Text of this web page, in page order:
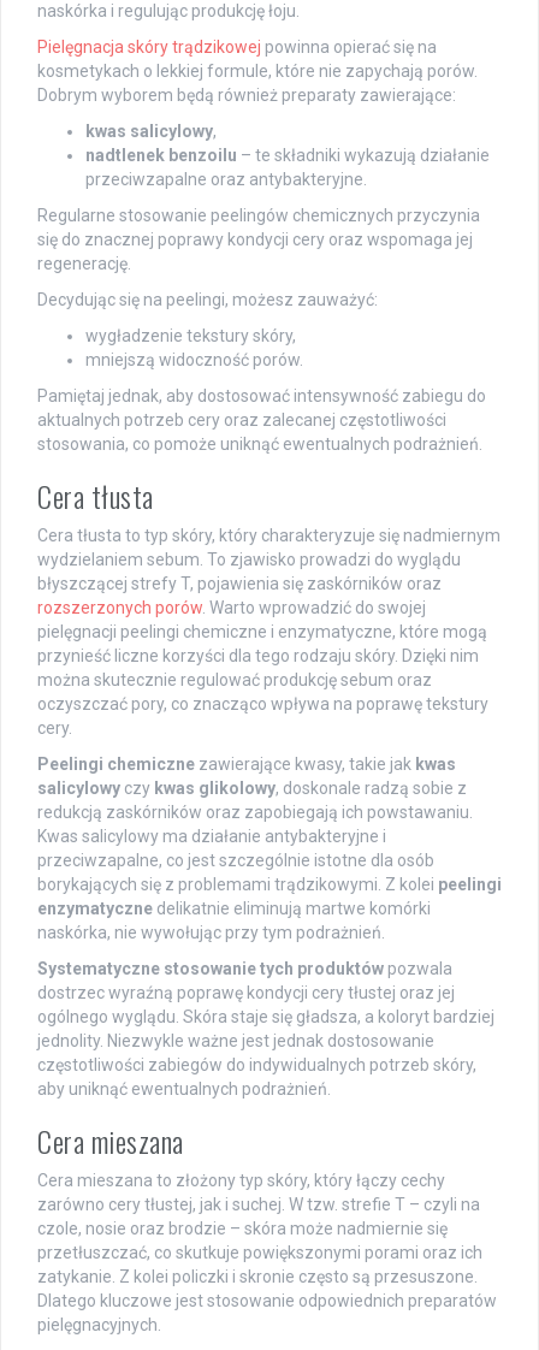
naskórka i regulując produkcję łoju.
Pielęgnacja skóry trądzikowej powinna opierać się na
kosmetykach o lekkiej formule, które nie zapychają porów.
Dobrym wyborem będą również preparaty zawierające:
kwas salicylowy,
nadtlenek benzoilu – te składniki wykazują działanie
przeciwzapalne oraz antybakteryjne.
Regularne stosowanie peelingów chemicznych przyczynia
się do znacznej poprawy kondycji cery oraz wspomaga jej
regenerację.
Decydując się na peelingi, możesz zauważyć:
wygładzenie tekstury skóry,
mniejszą widoczność porów.
Pamiętaj jednak, aby dostosować intensywność zabiegu do
aktualnych potrzeb cery oraz zalecanej częstotliwości
stosowania, co pomoże uniknąć ewentualnych podrażnień.
Cera tłusta
Cera tłusta to typ skóry, który charakteryzuje się nadmiernym
wydzielaniem sebum. To zjawisko prowadzi do wyglądu
błyszczącej strefy T, pojawienia się zaskórników oraz
rozszerzonych porów . Warto wprowadzić do swojej
pielęgnacji peelingi chemiczne i enzymatyczne, które mogą
przynieść liczne korzyści dla tego rodzaju skóry. Dzięki nim
można skutecznie regulować produkcję sebum oraz
oczyszczać pory, co znacząco wpływa na poprawę tekstury
cery.
Peelingi chemiczne zawierające kwasy, takie jak kwas
salicylowy czy kwas glikolowy, doskonale radzą sobie z
redukcją zaskórników oraz zapobiegają ich powstawaniu.
Kwas salicylowy ma działanie antybakteryjne i
przeciwzapalne, co jest szczególnie istotne dla osób
borykających się z problemami trądzikowymi. Z kolei peelingi
enzymatyczne delikatnie eliminują martwe komórki
naskórka, nie wywołując przy tym podrażnień.
Systematyczne stosowanie tych produktów pozwala
dostrzec wyraźną poprawę kondycji cery tłustej oraz jej
ogólnego wyglądu. Skóra staje się gładsza, a koloryt bardziej
jednolity. Niezwykle ważne jest jednak dostosowanie
częstotliwości zabiegów do indywidualnych potrzeb skóry,
aby uniknąć ewentualnych podrażnień.
Cera mieszana
Cera mieszana to złożony typ skóry, który łączy cechy
zarówno cery tłustej, jak i suchej. W tzw. strefie T – czyli na
czole, nosie oraz brodzie – skóra może nadmiernie się
przetłuszczać, co skutkuje powiększonymi porami oraz ich
zatykanie. Z kolei policzki i skronie często są przesuszone.
Dlatego kluczowe jest stosowanie odpowiednich preparatów
pielęgnacyjnych.